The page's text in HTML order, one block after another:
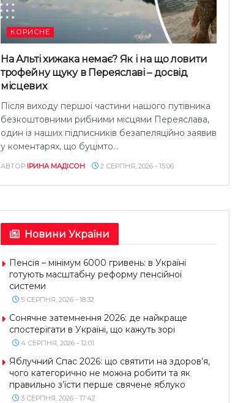
КОРИСНЕ
На Альті хижака немає? Як і на що ловити
трофейну щуку в Переяславі – досвід
місцевих
Після виходу першої частини нашого путівника
безкоштовними рибними місцями Переяслава,
один із наших підписників безапеляційно заявив
у коментарях, що буцімто...
АВТОР ІРИНА МАДІСОН 2 СЕРПНЯ, 2026 - 15:06
Новини України
Пенсія – мінімум 6000 гривень: в Україні
готують масштабну реформу пенсійної
системи
5 СЕРПНЯ, 2026 - 18:32
Сонячне затемнення 2026: де найкраще
спостерігати в Україні, що кажуть зорі
4 СЕРПНЯ, 2026 - 12:01
Яблучний Спас 2026: що святити на здоров’я,
чого категорично не можна робити та як
правильно з’їсти перше свячене яблуко
3 СЕРПНЯ, 2026 - 17:42